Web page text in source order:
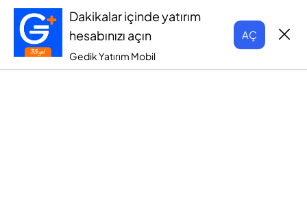
Dakikalar içinde yatırım
hesabınızı açın
Gedik Yatırım Mobil
AÇ